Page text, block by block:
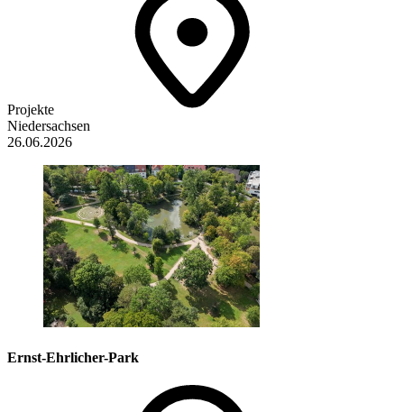
Projekte
Niedersachsen
26.06.2026
Ernst-Ehrlicher-Park